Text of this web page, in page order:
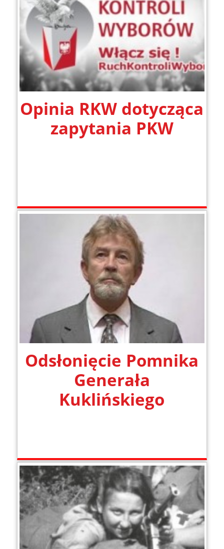
Opinia RKW dotycząca
zapytania PKW
Odsłonięcie Pomnika
Generała
Kuklińskiego